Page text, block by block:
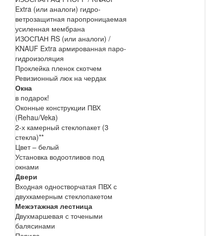
Extra (или аналоги) гидро-
ветрозащитная паропроницаемая
усиленная мембрана
ИЗОСПАН RS (или аналоги) /
KNAUF Extra армированная паро-
гидроизоляция
Проклейка пленок скотчем
Ревизионный люк на чердак
Окна
в подарок!
Оконные конструкции ПВХ
(Rehau/Veka)
2-х камерный стеклопакет (3
стекла)**
Цвет – белый
Установка водоотливов под
окнами
Двери
Входная одностворчатая ПВХ с
двухкамерным стеклопакетом
Межэтажная лестница
Двухмаршевая с точеными
балясинами